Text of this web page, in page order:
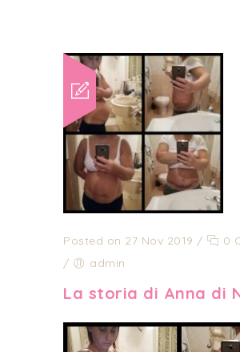
Posted on 27 Nov 2019 /
0
/
admin
La storia di Anna di